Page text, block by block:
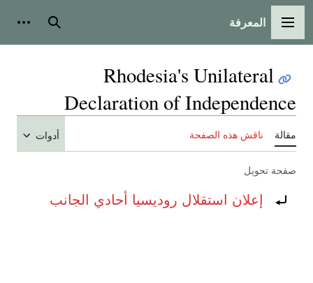
القائمة الرئيسية
المعرفة بحث
Rhodesia's Unilateral
Declaration of Independence
مقالة ناقش هذه الصفحة أدوات
صفحة تحويل
تحويل إلى:إعلان استقلال روديسيا أحادي الجانب